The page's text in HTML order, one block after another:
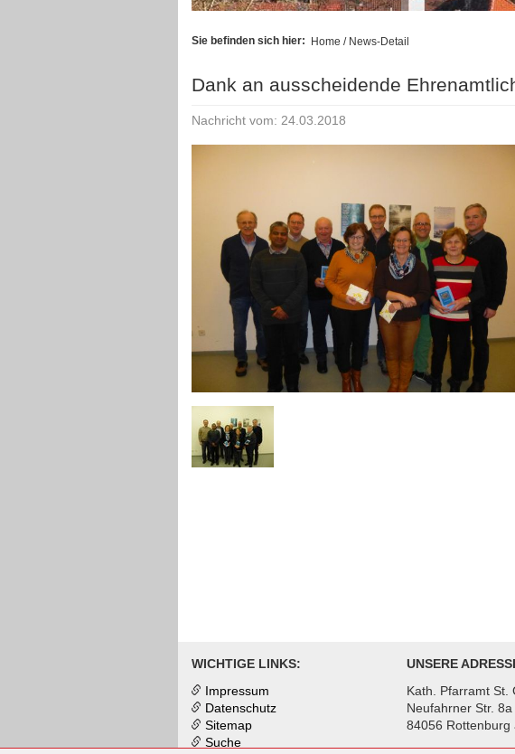
Sie befinden sich hier: Home / News-Detail
Dank an ausscheidende
Nachricht vom: 24.03.2018
WICHTIGE LINKS:
Impressum
Datenschutz
Sitemap
Suche
UNSERE
Kath. Pfarramt St.
Neufahrner Str. 8a
84056 Rottenburg